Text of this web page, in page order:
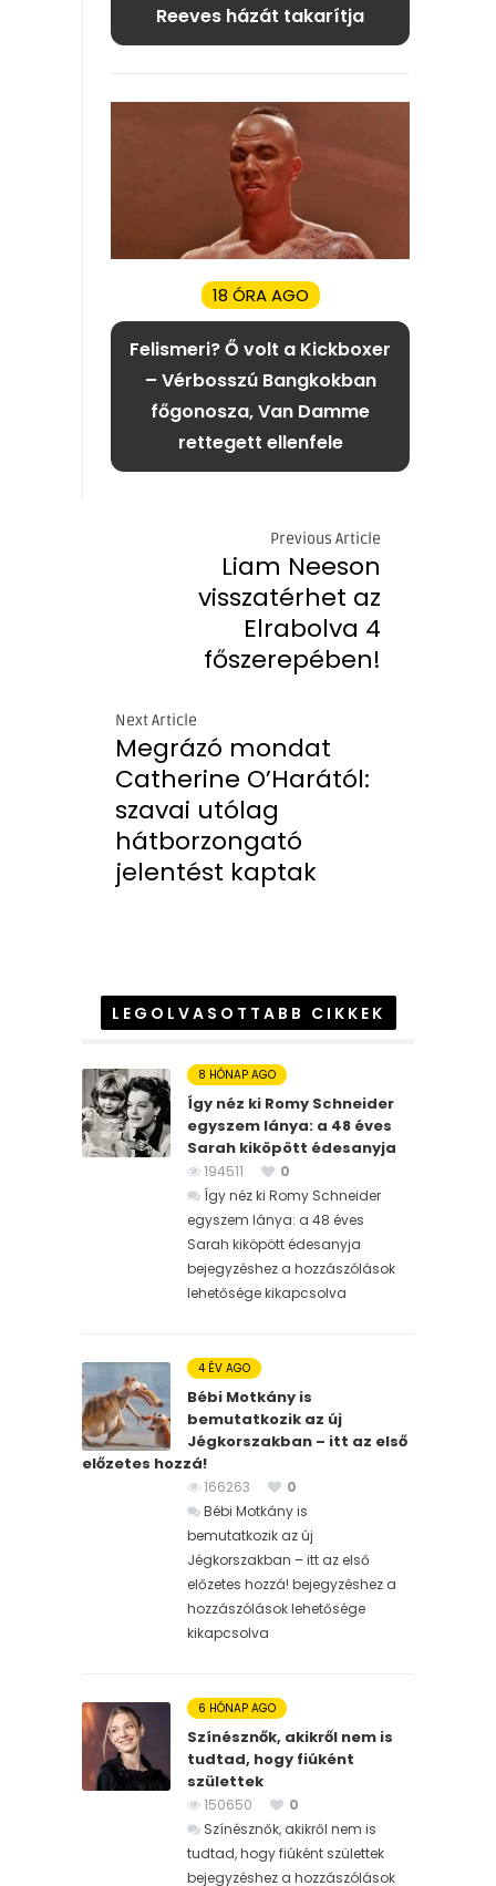
Reeves házát takarítja
18 ÓRA AGO
Felismeri? Ő volt a Kickboxer
– Vérbosszú Bangkokban
főgonosza, Van Damme
rettegett ellenfele
Previous Article
Liam Neeson
visszatérhet az
Elrabolva 4
főszerepében!
Next Article
Megrázó mondat
Catherine O’Harától:
szavai utólag
hátborzongató
jelentést kaptak
LEGOLVASOTTABB CIKKEK
8 HÓNAP AGO
Így néz ki Romy Schneider
egyszem lánya: a 48 éves
Sarah kiköpött édesanyja
194511
0
Így néz ki Romy Schneider
egyszem lánya: a 48 éves
Sarah kiköpött édesanyja
bejegyzéshez a hozzászólások
lehetősége kikapcsolva
4 ÉV AGO
Bébi Motkány is
bemutatkozik az új
Jégkorszakban – itt az első
előzetes hozzá!
166263
0
Bébi Motkány is
bemutatkozik az új
Jégkorszakban – itt az első
előzetes hozzá! bejegyzéshez a
hozzászólások lehetősége
kikapcsolva
6 HÓNAP AGO
Színésznők, akikről nem is
tudtad, hogy fiúként
születtek
150650
0
Színésznők, akikről nem is
tudtad, hogy fiúként születtek
bejegyzéshez a hozzászólások